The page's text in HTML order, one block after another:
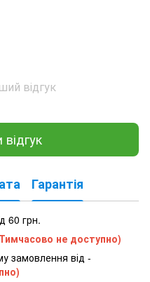
відгук
Гарантія
60 грн.
не доступно)
замовлення від -